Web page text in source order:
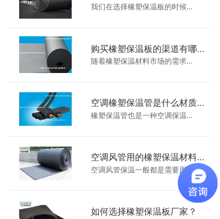
我们在选择橡塑保温板的时候...
购买橡塑保温板的渠道有哪...
随着橡塑保温材料市场的需求...
空调橡塑保温管是什么材质...
橡塑保温管也是一种空调保温...
空调风管用的橡塑保温材料...
空调风管保温一般都是需要用...
如何选择橡塑保温板厂家？